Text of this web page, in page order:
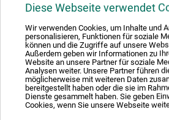
Diese Webseite verwendet
Wir verwenden Cookies, um Inhalte und
personalisieren, Funktionen für soziale
können und die Zugriffe auf unsere
Außerdem geben wir Informationen zu
Website an unsere Partner für soziale
Analysen weiter. Unsere Partner führen
möglicherweise mit weiteren Daten
bereitgestellt haben oder die sie im
Dienste gesammelt haben. Sie geben
Cookies, wenn Sie unsere Webseite
Kopaed VerlagsgmbH
Plastisches Gestalten von Kindern
41,00 EUR